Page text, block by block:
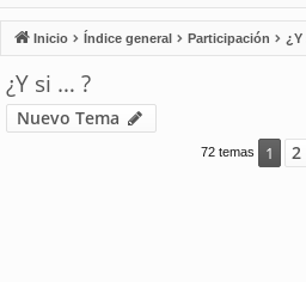
os
Inicio Índice general Participación
¿Y si … ?
Nuevo Tema
72 temas 1 2